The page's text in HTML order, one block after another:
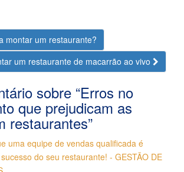
montar um restaurante?
um restaurante de macarrão ao vivo
sobre “Erros no
que prejudicam as
restaurantes”
uma equipe de vendas qualificada é
do seu restaurante! - GESTÃO DE